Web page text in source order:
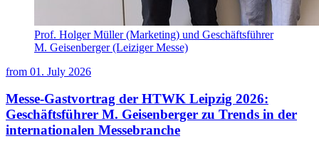
Prof. Holger Müller (Marketing) und Geschäftsführer
M. Geisenberger (Leiziger Messe)
from 01. July 2026
Messe-Gastvortrag der HTWK Leipzig 2026:
Geschäftsführer M. Geisenberger zu Trends in der
internationalen Messebranche